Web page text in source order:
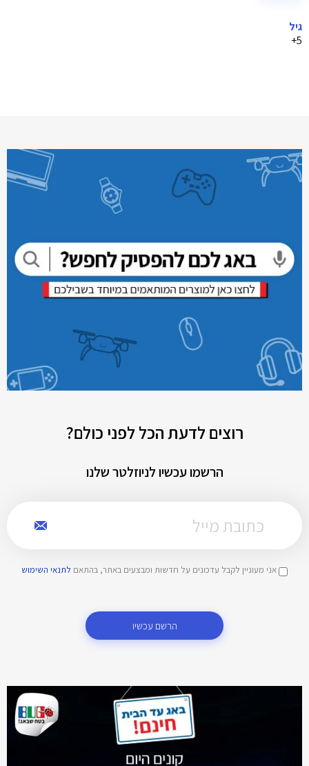
גיל
5+
רוצים לדעת הכל לפני כולם?
הרשמו עכשיו לניוזלטר שלנו
אני מעוניין לקבל עדכונים על חדשות ומבצעים באתר, בהתאם לתנאי השימוש
הרשם עכשיו